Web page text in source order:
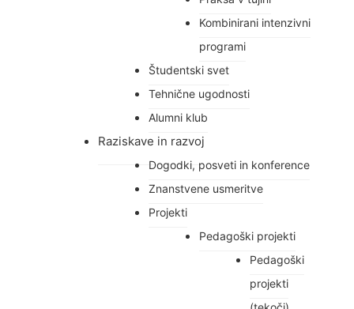
Kombinirani intenzivni
programi
Študentski svet
Tehnične ugodnosti
Alumni klub
Raziskave in razvoj
Dogodki, posveti in konference
Znanstvene usmeritve
Projekti
Pedagoški projekti
Pedagoški
projekti